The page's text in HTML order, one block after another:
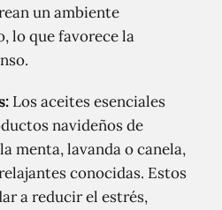
un ambiente
lo que favorece la
Los aceites esenciales
navideños de
menta, lavanda o canela,
conocidas. Estos
a reducir el estrés,